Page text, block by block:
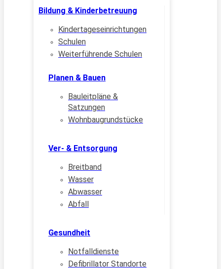
Bildung & Kinderbetreuung
Kindertageseinrichtungen
Schulen
Weiterführende Schulen
Planen & Bauen
Bauleitpläne &
Satzungen
Wohnbaugrundstücke
Ver- & Entsorgung
Breitband
Wasser
Abwasser
Abfall
Gesundheit
Notfalldienste
Defibrillator Standorte